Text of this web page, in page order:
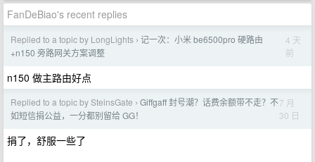
FanDeBiao's recent replies
Replied to a topic by LongLights › 记一次：小米 be6500pro 硬路由
+n150 旁路网关方案调整
4 天
前
n150 做主路由好点
Replied to a topic by SteinsGate › Giffgaff 封号潮？话费余额带不走？不
如短信捐公益，一分都别留给 GG！
7 月
30 日
捐了，舒服一些了